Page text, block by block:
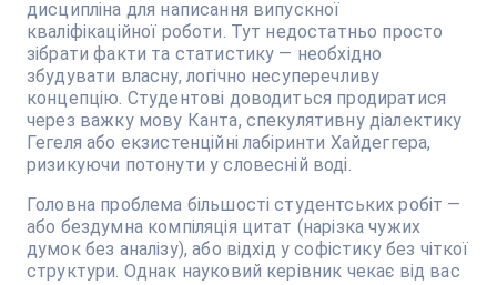
дисципліна для написання випускної
кваліфікаційної роботи. Тут недостатньо просто
зібрати факти та статистику — необхідно
збудувати власну, логічно несуперечливу
концепцію. Студентові доводиться продиратися
через важку мову Канта, спекулятивну діалектику
Гегеля або екзистенційні лабіринти Хайдеггера,
ризикуючи потонути у словесній воді.
Головна проблема більшості студентських робіт —
або бездумна компіляція цитат (нарізка чужих
думок без аналізу), або відхід у софістику без чіткої
структури. Однак науковий керівник чекає від вас